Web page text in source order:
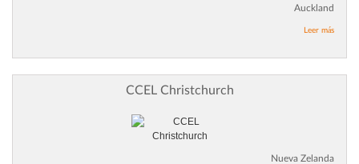
Auckland
Leer más
CCEL Christchurch
Nueva Zelanda